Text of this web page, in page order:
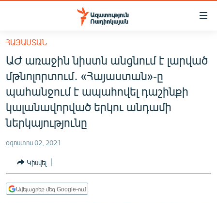
Մատչելիության
հիմնական
բովանդակությանը
Անցնել
հիմնական
մենյուին
Որոնում
ՔԱՂԱՔԱԿԱՆ
ԸՆՏՐՈՒԹՅՈՒՆՆԵՐ 2026
ԻՐԱՎՈՒՆՔ
ՀԱՍԱՐԱԿՈՒԹՅՈՒՆ
ՂԱՐԱԲԱՂ
ՊԱՏԵՐԱԶՄԻ 6 ՇԱԲԱԹՆԵՐԸ
ՀԱՅԱՍՏԱՆ
ԱԺ առաջին նիստն անցնում է լարված
մթնոլորտում․ «Հայաստան»-ը
պահանջում է ապահովել դաշինքի
կալանավորված երկու անդամի
ներկայությունը
օգոստոս 02, 2021
Կիսվել
Ավելացրեք մեզ Google-ում